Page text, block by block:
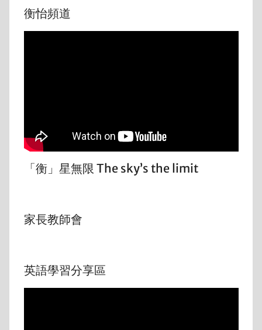
衡怡頻道
「衡」星無限 The sky’s the limit
家長教師會
英語學習分享區